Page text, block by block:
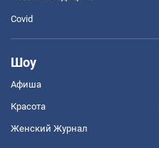
Covid
Шоу
Афиша
Красота
Женский Журнал